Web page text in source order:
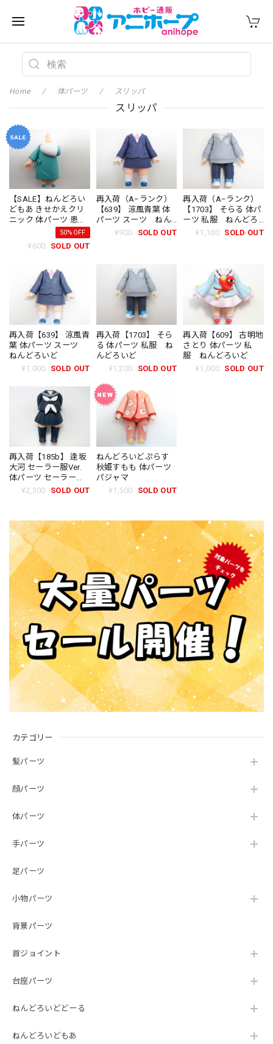
カテゴリー
髪パーツ
顔パーツ
体パーツ
手パーツ
足パーツ
小物パーツ
背景パーツ
首ジョイント
台座パーツ
ねんどろいどどーる
ねんどろいどもあ
Home 体パーツ スリッパ
スリッパ
【SALE】ねんどろい
どもあ きせかえクリ
ニック 体パーツ 患者
50%OFF
¥600 SOLD OUT
再入荷（A−ランク）
【639】 涼風青葉 体
パーツ スーツ ねん
どろいど
¥900 SOLD OUT
再入荷（A−ランク）
【1703】 そらる 体パ
ーツ 私服 ねんどろ
いど¥1,100 SOLD OUT
再入荷【639】 涼風青
葉 体パーツ スーツ
ねんどろいど
¥1,000
SOLD OUT
再入荷【1703】 そら
る 体パーツ 私服 ね
んどろいど
¥1,200
SOLD OUT
再入荷【609】 古明地
さとり 体パーツ 私
服 ねんどろいど
¥1,000 SOLD OUT
再入荷【185b】 逢坂
大河 セーラー服Ver.
体パーツ セーラー
服 ねんどろいど
¥2,300 SOLD OUT
ねんどろいどぷらす
秋姫すもも 体パーツ
パジャマ
¥1,500
SOLD OUT